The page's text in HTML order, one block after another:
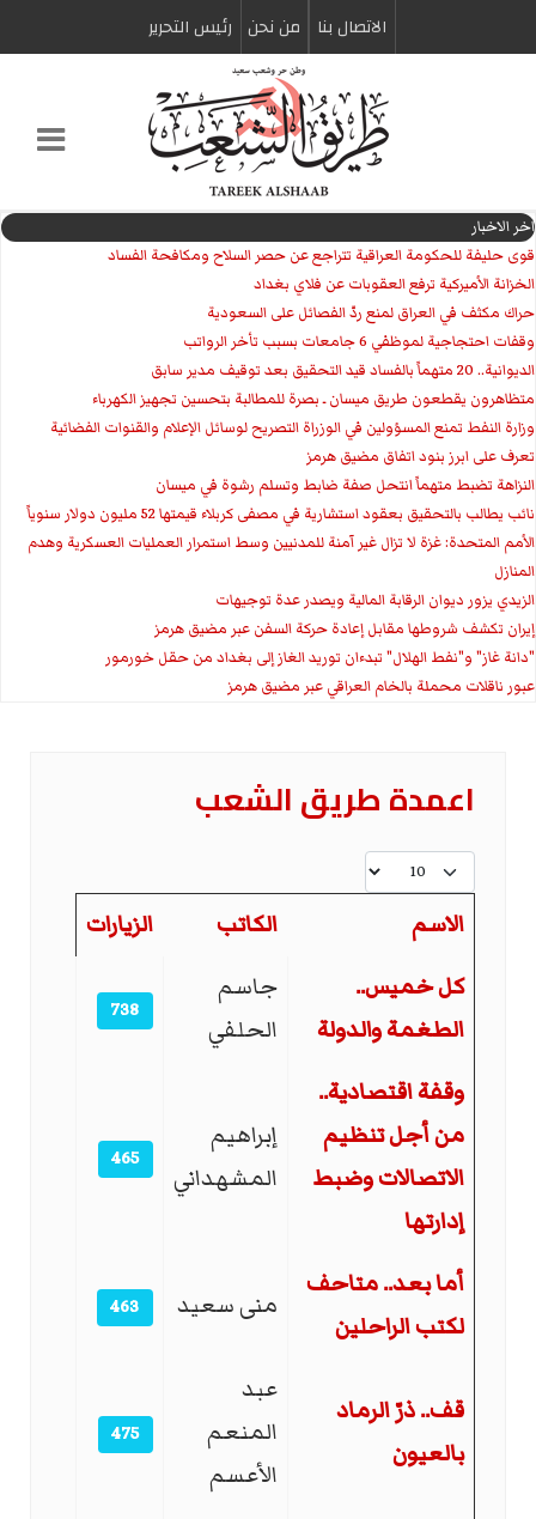
الاتصال بنا من نحن رئیس التحریر
اخر الاخبار
قوى حليفة للحكومة العراقية تتراجع عن حصر السلاح ومكافحة الفساد
الخزانة الأميركية ترفع العقوبات عن فلاي بغداد
حراك مكثف في العراق لمنع ردّ الفصائل على السعودية
وقفات احتجاجية لموظفي 6 جامعات بسبب تأخر الرواتب
الديوانية.. 20 متهماً بالفساد قيد التحقيق بعد توقيف مدير سابق
متظاهرون يقطعون طريق ميسان ـ بصرة للمطالبة بتحسين تجهيز الكهرباء
وزارة النفط تمنع المسؤولين في الوزراة التصريح لوسائل الإعلام والقنوات الفضائية
تعرف على ابرز بنود اتفاق مضيق هرمز
النزاهة تضبط متهماً انتحل صفة ضابط وتسلم رشوة في ميسان
نائب يطالب بالتحقيق بعقود استشارية في مصفى كربلاء قيمتها 52 مليون دولار سنوياً
الأمم المتحدة: غزة لا تزال غير آمنة للمدنيين وسط استمرار العمليات العسكرية وهدم
المنازل
الزيدي يزور ديوان الرقابة المالية ويصدر عدة توجيهات
إيران تكشف شروطها مقابل إعادة حركة السفن عبر مضيق هرمز
"دانة غاز" و"نفط الهلال" تبدءان توريد الغاز إلى بغداد من حقل خورمور
عبور ناقلات محملة بالخام العراقي عبر مضيق هرمز
اعمدة طريق الشعب
عدد الإظهارات:
المقالات
الاسم الكاتب
الزيارات
كل خميس..
الطغمة والدولة
جاسم
الحلفي
738
وقفة اقتصادية..
من أجل تنظيم
الاتصالات وضبط
إدارتها
إبراهيم
المشهداني
465
أما بعد.. متاحف
لكتب الراحلين
منى سعيد 463
قف.. ذرّ الرماد
بالعيون
عبد
المنعم
الأعسم
475